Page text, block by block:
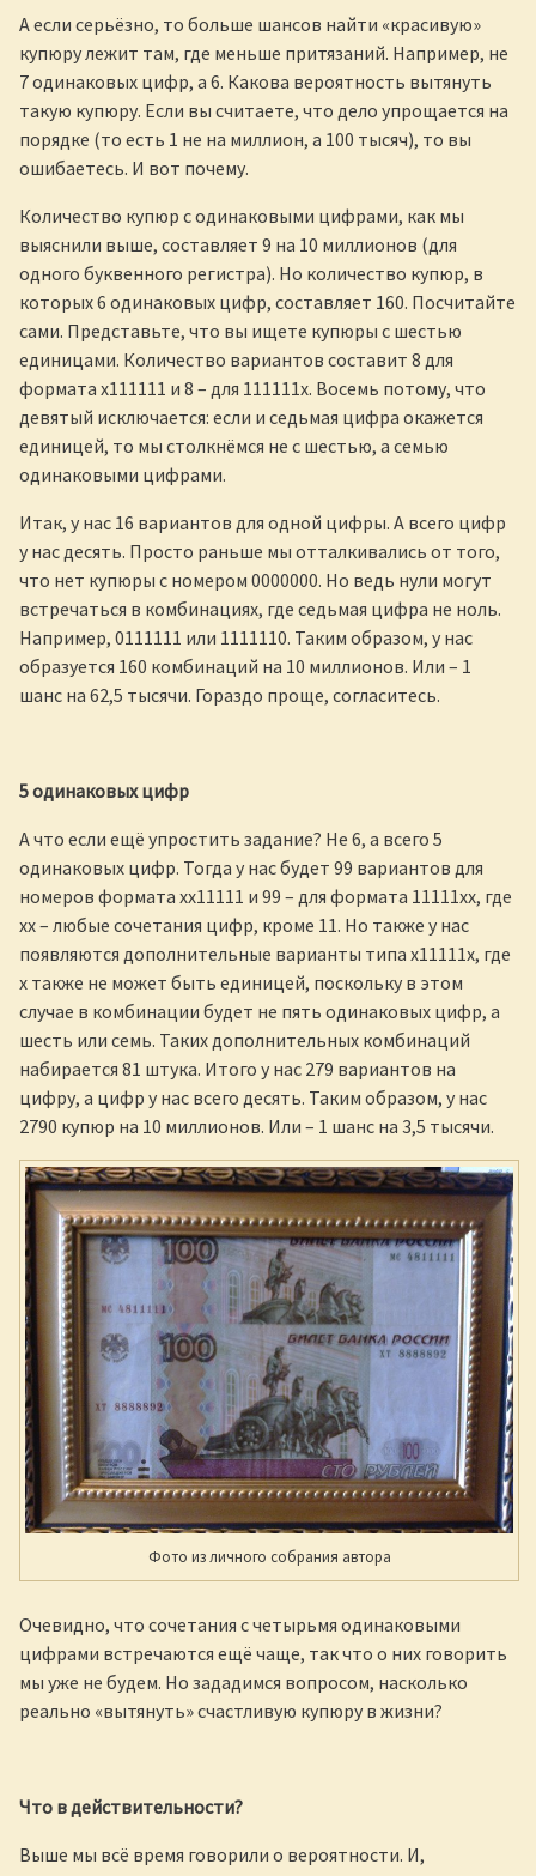
А если серьёзно, то больше шансов найти «красивую»
купюру лежит там, где меньше притязаний. Например, не
7 одинаковых цифр, а 6. Какова вероятность вытянуть
такую купюру. Если вы считаете, что дело упрощается на
порядке (то есть 1 не на миллион, а 100 тысяч), то вы
ошибаетесь. И вот почему.
Количество купюр с одинаковыми цифрами, как мы
выяснили выше, составляет 9 на 10 миллионов (для
одного буквенного регистра). Но количество купюр, в
которых 6 одинаковых цифр, составляет 160. Посчитайте
сами. Представьте, что вы ищете купюры с шестью
единицами. Количество вариантов составит 8 для
формата х111111 и 8 – для 111111х. Восемь потому, что
девятый исключается: если и седьмая цифра окажется
единицей, то мы столкнёмся не с шестью, а семью
одинаковыми цифрами.
Итак, у нас 16 вариантов для одной цифры. А всего цифр
у нас десять. Просто раньше мы отталкивались от того,
что нет купюры с номером 0000000. Но ведь нули могут
встречаться в комбинациях, где седьмая цифра не ноль.
Например, 0111111 или 1111110. Таким образом, у нас
образуется 160 комбинаций на 10 миллионов. Или – 1
шанс на 62,5 тысячи. Гораздо проще, согласитесь.
5 одинаковых цифр
А что если ещё упростить задание? Не 6, а всего 5
одинаковых цифр. Тогда у нас будет 99 вариантов для
номеров формата хх11111 и 99 – для формата 11111хх, где
хх – любые сочетания цифр, кроме 11. Но также у нас
появляются дополнительные варианты типа х11111х, где
х также не может быть единицей, поскольку в этом
случае в комбинации будет не пять одинаковых цифр, а
шесть или семь. Таких дополнительных комбинаций
набирается 81 штука. Итого у нас 279 вариантов на
цифру, а цифр у нас всего десять. Таким образом, у нас
2790 купюр на 10 миллионов. Или – 1 шанс на 3,5 тысячи.
Фото из личного собрания автора
Очевидно, что сочетания с четырьмя одинаковыми
цифрами встречаются ещё чаще, так что о них говорить
мы уже не будем. Но зададимся вопросом, насколько
реально «вытянуть» счастливую купюру в жизни?
Что в действительности?
Выше мы всё время говорили о вероятности. И,